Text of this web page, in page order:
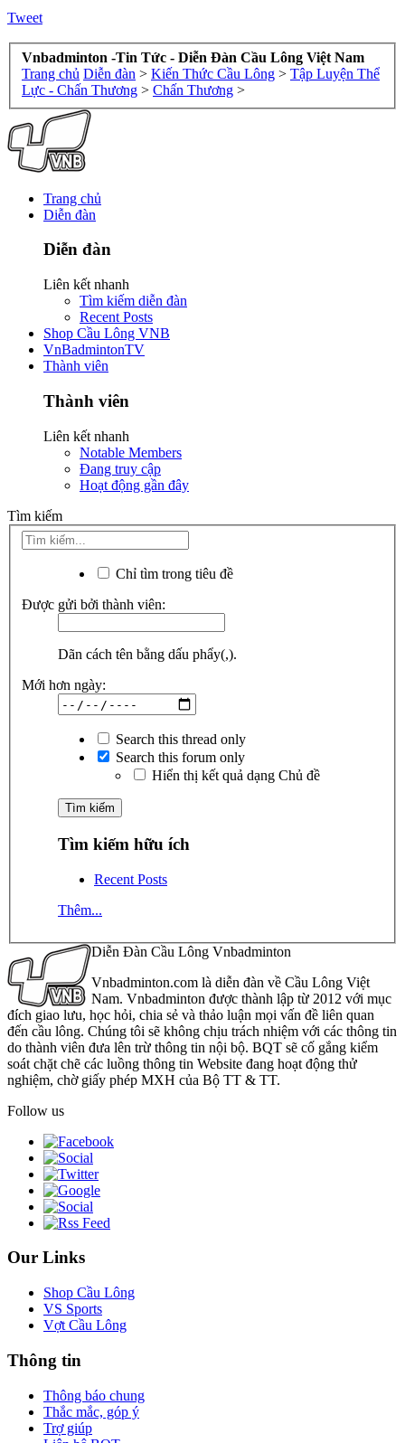
Tweet
Vnbadminton -Tin Tức - Diễn Đàn Cầu Lông Việt Nam
Trang chủ Diễn đàn > Kiến Thức Cầu Lông > Tập Luyện Thể
Lực - Chấn Thương > Chấn Thương >
Trang chủ
Diễn đàn
Diễn đàn
Liên kết nhanh
Tìm kiếm diễn đàn
Recent Posts
Shop Cầu Lông VNB
VnBadmintonTV
Thành viên
Thành viên
Liên kết nhanh
Notable Members
Đang truy cập
Hoạt động gần đây
Tìm kiếm
Chỉ tìm trong tiêu đề
Được gửi bởi thành viên:
Dãn cách tên bằng dấu phẩy(,).
Mới hơn ngày:
Search this thread only
Search this forum only
Hiển thị kết quả dạng Chủ đề
Tìm kiếm hữu ích
Recent Posts
Thêm...
Diễn Đàn Cầu Lông Vnbadminton
Vnbadminton.com là diễn đàn về Cầu Lông Việt
Nam. Vnbadminton được thành lập từ 2012 với mục
đích giao lưu, học hỏi, chia sẻ và thảo luận mọi vấn đề liên quan
đến cầu lông. Chúng tôi sẽ không chịu trách nhiệm với các thông tin
do thành viên đưa lên trừ thông tin nội bộ. BQT sẽ cố gắng kiểm
soát chặt chẽ các luồng thông tin Website đang hoạt động thử
nghiệm, chờ giấy phép MXH của Bộ TT & TT.
Follow us
Our Links
Shop Cầu Lông
VS Sports
Vợt Cầu Lông
Thông tin
Thông báo chung
Thắc mắc, góp ý
Trợ giúp